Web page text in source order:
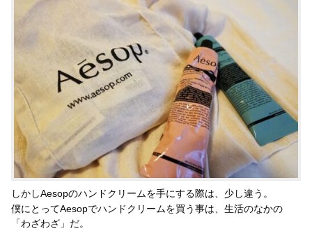
しかしAesopのハンドクリームを手にする際は、少し違う。
僕にとってAesopでハンドクリームを買う事は、生活のなかの
「わざわざ」だ。